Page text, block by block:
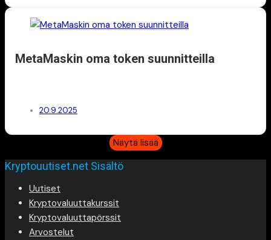
MetaMaskin oma token suunnitteilla
20.9.2025
Näytä lisää
Kryptouutiset.net Sisältö
Uutiset
Kryptovaluuttakurssit
Kryptovaluuttapörssit
Arvostelut